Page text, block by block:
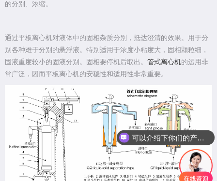
的分别、浓缩。
通过平板离心机对液体中的固相杂质分别，抵达澄清的效果。用于分
别各种难于分别的悬浮液。特别适用于浓度小粘度大，固相颗粒细，
固液重度较小的固液分别。固相要停机后取出。 管式离心机的运用非
常广泛，因而平板离心机的安稳性和适用性非常重要。
可以介绍下你们的产品么